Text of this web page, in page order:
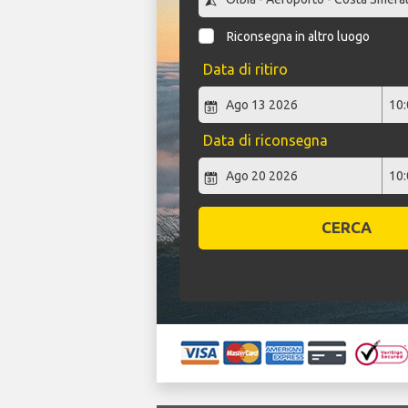
Riconsegna in altro luogo
Data di ritiro
Data di riconsegna
CERCA